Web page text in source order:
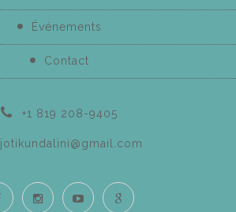
Événements
Contact
+1 819 208-9405
jotikundalini@gmail.com